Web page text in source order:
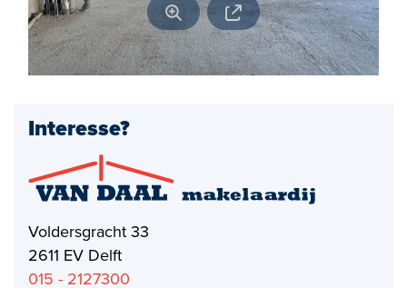
Huis kopen
Exclusief wonen
Bedrijfshuisvesting
Taxaties
Verhuren
Aankoopmakelaar nieuwbouw
Hypotheekadvies
Interesse?
Voldersgracht 33
2611 EV Delft
015 - 2127300